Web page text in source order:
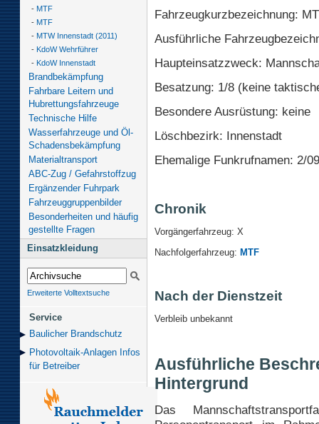
- MTF
- MTF
- MTW Innenstadt (2011)
- KdoW Wehrführer
- KdoW Innenstadt
Brandbekämpfung
Fahrbare Leitern und
Hubrettungsfahrzeuge
Technische Hilfe
Wasserfahrzeuge und Öl-
Schadensbekämpfung
Materialtransport
ABC-Zug / Gefahrstoffzug
Ergänzender Fuhrpark
Fahrzeuggruppenbilder
Besonderheiten und häufig
gestellte Fragen
Einsatzkleidung
Erweiterte Volltextsuche
Service
Baulicher Brand­schutz
Photovoltaik-Anlagen Infos
für Betreiber
Fahrzeugkurzbezeichnung:
Ausführliche
Haupteinsatzzweck:
Besatzung: 1/8 (keine
Besondere Ausrüstung: keine
Löschbezirk: Innenstadt
Ehemalige Funkrufnamen: 2/
Chronik
Vorgängerfahrzeug: X
Nachfolgerfahrzeug: MTF
Nach der Dienstzeit
Verbleib unbekannt
Ausführliche
Hintergrund
Das